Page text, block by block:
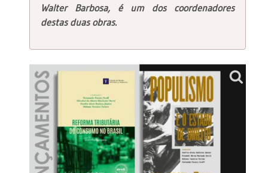
Walter Barbosa, é um dos coordenadores
destas duas obras.